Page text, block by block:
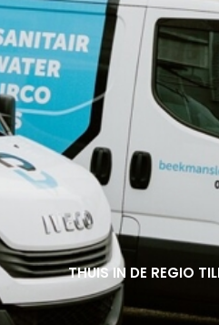
THUIS IN DE REGIO
THUIS IN DE REGIO
THUIS IN DE REGIO